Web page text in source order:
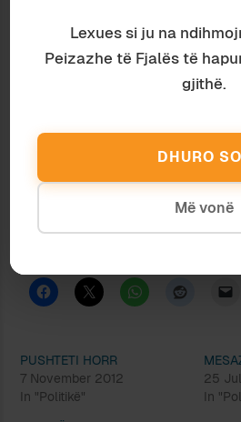
Të duhet shumë punë
Prapë atë ta fitosh
Deri në ditën që do ta
personale dhe meskine por
bindur që kurrë nuk do të
drejtuar atë që është e
guximin ndoshta do të kish
kishim lindur.
PUSHTETI HORR
7 November 2012
In "Politikë"
25
In
Lexues si ju na
Peizazhe të Fjalës të
gjithë.
DHURO
Më vonë